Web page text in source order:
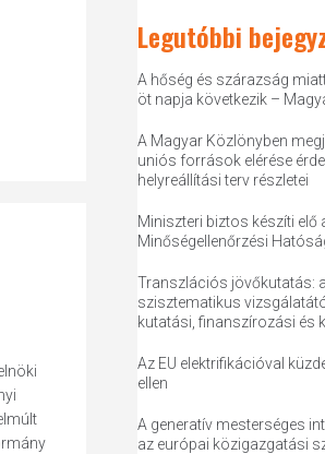
Legutóbbi
A hőség és szárazság
öt napja következik –
A Magyar Közlönyben
uniós források elérése
helyreállítási terv részletei
Miniszteri biztos készíti elő
Minőségellenőrzési
Transzlációs jövőkutatás:
szisztematikus
kutatási, finanszírozási és
Az EU elektrifikációval
ellen
A generatív mesterséges
az európai közigazgatási